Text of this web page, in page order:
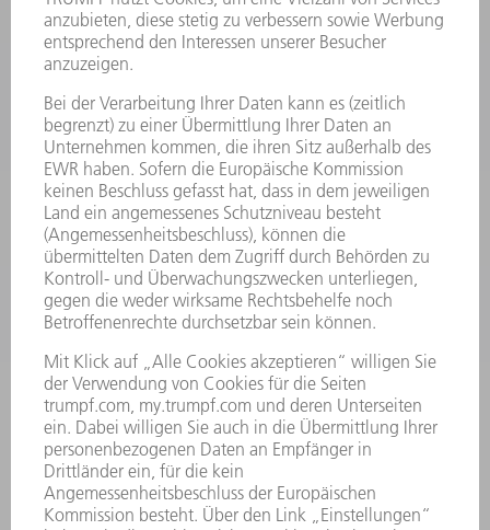
SICHERHEITSDATENBLÄTTER
PRODUKTE
MASCHINEN & SYSTEME
LEISTUNGSELEKTRONIK
ELEKTROWERKZEUGE
SMART FACTORY
SOFTWARE
SERVICES
ANWENDUNGEN
BRANCHEN
UNTERNEHMEN
KARRIERE
STELLENANGEBOTE
UNTERNEHMENSPROFIL
GESCHÄFTSBERICHT
UNTERNEHMENSGRUNDSÄTZE
COMPLIANCE
HINWEISGEBERSYSTEM
SECURITY
PRESSEMITTEILUNGEN
MAGAZINE
LIEFERANTEN